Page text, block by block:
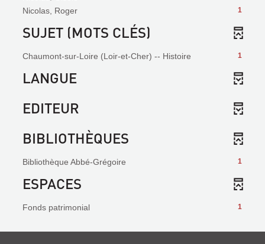
1
Nicolas, Roger
SUJET (MOTS CLÉS)
1
Chaumont-sur-Loire (Loir-et-Cher) -- Histoire
LANGUE
EDITEUR
BIBLIOTHÈQUES
1
Bibliothèque Abbé-Grégoire
ESPACES
1
Fonds patrimonial